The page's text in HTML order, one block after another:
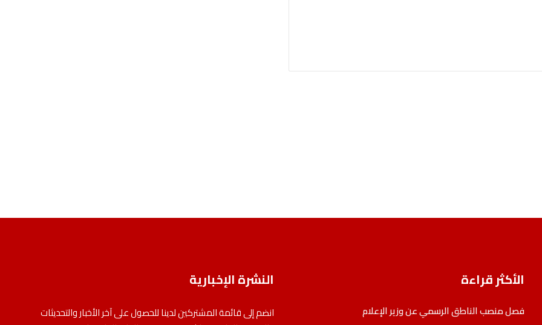
الأكثر قراءة
فصل منصب الناطق الرسمي عن وزير الإعلام
النشرة الإخبارية
انضم إلى قائمة المشتركين لدينا للحصول على آخر الأخبار والتحديثات